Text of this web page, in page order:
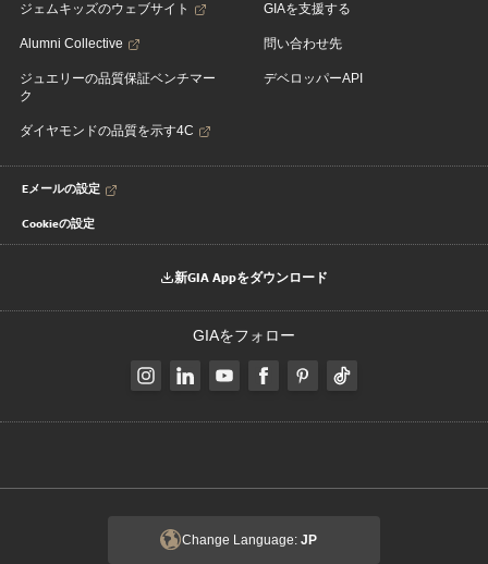
ジェムキッズのウェブサイト
Alumni Collective
ジュエリーの品質保証ベンチマー
ク
ダイヤモンドの品質を示す4C
GIAを支援する
問い合わせ先
デベロッパーAPI
Eメールの設定
Cookieの設定
新GIA Appをダウンロード
GIAをフォロー
Change Language: JP